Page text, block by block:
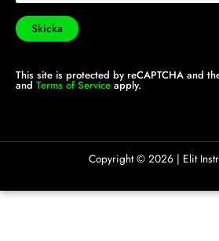
This site is protected by reCAPTCHA and
and Terms of Service apply.
Copyright © 2026 | Elit